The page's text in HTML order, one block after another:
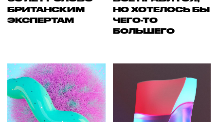
БРИТАНСКИМ
ЭКСПЕРТАМ
НО ХОТЕЛОСЬ БЫ
ЧЕГО-ТО
БОЛЬШЕГО